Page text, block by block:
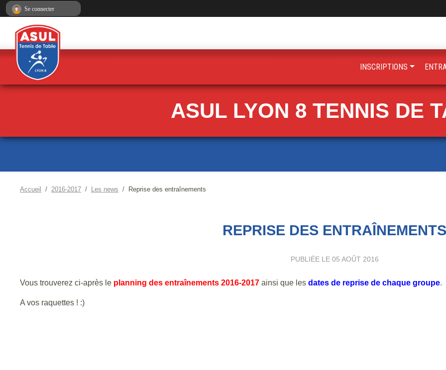
ASUL LYON 8 TENNIS DE
Accueil 2016-2017 Les news Reprise des entraînements
REPRISE DES ENTRAÎNEMENTS
PUBLIÉE LE 05 AOÛT 2016
Vous trouverez ci-après le planning des entraînements 2016-2017 ainsi que les dates de reprise de chaque groupe.
A vos raquettes ! :)
INSCRIPTIONS
Se connecter
Panneau de gestion des cookies